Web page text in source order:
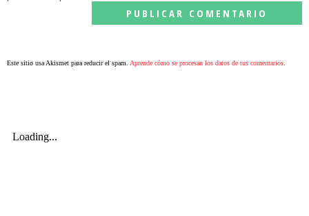
Este sitio usa Akismet para reducir el spam. Aprende cómo se procesan los datos de tus comentarios